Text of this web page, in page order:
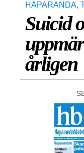
HAPARANDA,
Suicid
årligen